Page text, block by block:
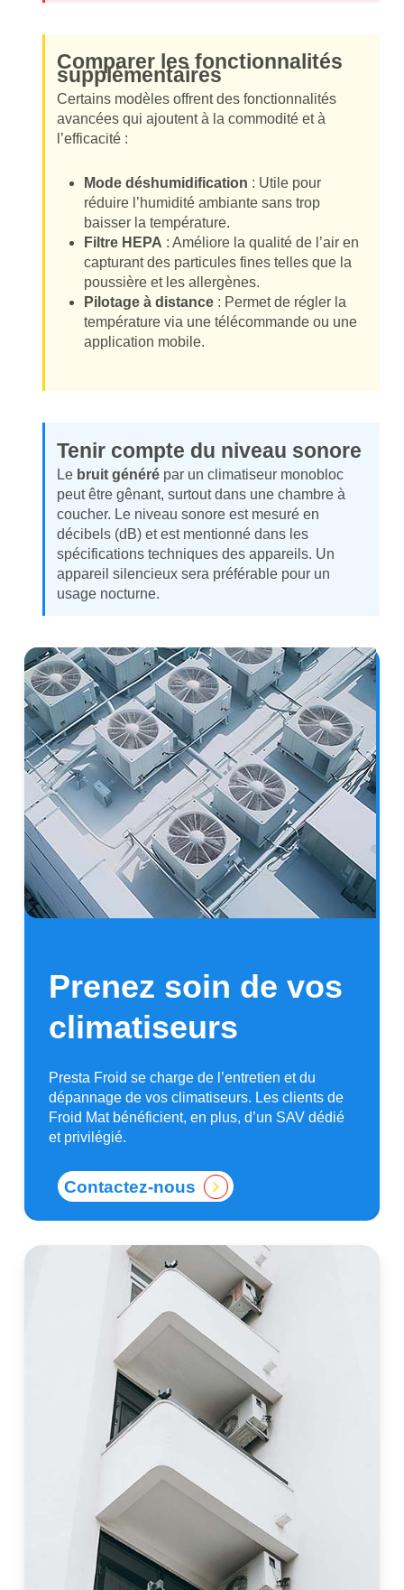
Comparer les fonctionnalités
supplémentaires
Certains modèles offrent des fonctionnalités
avancées qui ajoutent à la commodité et à
l’efficacité :
Mode déshumidification : Utile pour
réduire l’humidité ambiante sans trop
baisser la température.
Filtre HEPA : Améliore la qualité de l’air en
capturant des particules fines telles que la
poussière et les allergènes.
Pilotage à distance : Permet de régler la
température via une télécommande ou une
application mobile.
Tenir compte du niveau sonore
Le bruit généré par un climatiseur monobloc
peut être gênant, surtout dans une chambre à
coucher. Le niveau sonore est mesuré en
décibels (dB) et est mentionné dans les
spécifications techniques des appareils. Un
appareil silencieux sera préférable pour un
usage nocturne.
Prenez soin de vos
climatiseurs
Presta Froid se charge de l’entretien et du
dépannage de vos climatiseurs. Les clients de
Froid Mat bénéficient, en plus, d’un SAV dédié
et privilégié.
Contactez-nous